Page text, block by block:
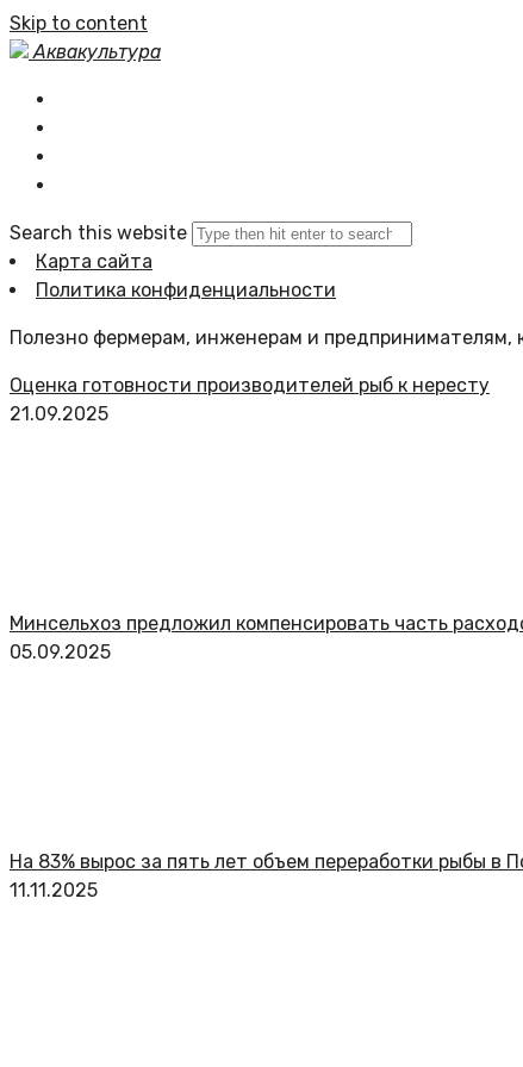
Skip to content
Аквакультура
Search this website
Карта сайта
Политика конфиденциальности
Полезно фермерам, инженерам и предпринимателям,
Оценка готовности производителей рыб к нересту
21.09.2025
Минсельхоз предложил компенсировать часть
05.09.2025
На 83% вырос за пять лет объем переработки рыбы в
11.11.2025